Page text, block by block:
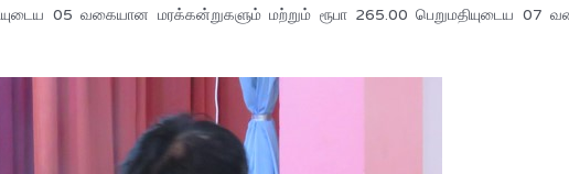
05 வகையான மரக்கன்றுகளும் மற்றும் ரூபா 265.00 பெறுமதியுடைய